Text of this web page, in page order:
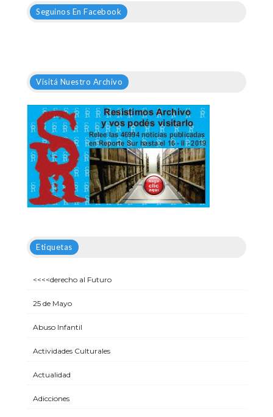
Seguinos En Facebook
Visitá Nuestro Archivo
Etiquetas
<<<<derecho al Futuro
25 de Mayo
Abuso Infantil
Actividades Culturales
Actualidad
Adicciones